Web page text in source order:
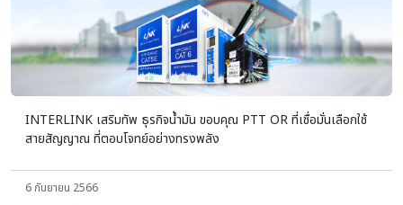
INTERLINK เสริมทัพ ธุรกิจน้ำมัน ขอบคุณ PTT OR ที่เชื่อมั่นเลือกใช้
สายสัญญาณ ที่ตอบโจทย์อย่างทรงพลัง
6 กันยายน 2566